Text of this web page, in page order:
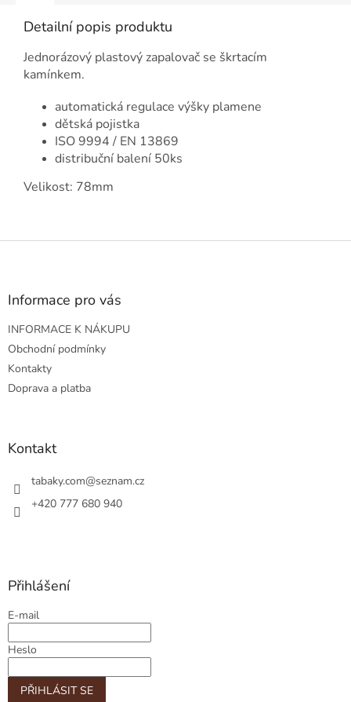
Detailní popis produktu
Jednorázový plastový zapalovač se škrtacím
kamínkem.
automatická regulace výšky plamene
dětská pojistka
ISO 9994 / EN 13869
distribuční balení 50ks
Velikost: 78mm
Z
Informace pro vás
INFORMACE K NÁKUPU
Obchodní podmínky
Kontakty
Doprava a platba
Kontakt
tabaky.com@seznam.cz
+420 777 680 940
Přihlášení
E-mail
Heslo
PŘIHLÁSIT SE